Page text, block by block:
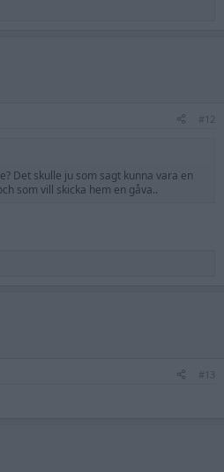
#12
Det skulle ju som sagt kunna vara en
som vill skicka hem en gåva..
#13